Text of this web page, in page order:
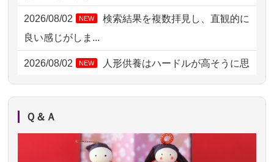
2026/08/04 15:40 千葉県の方からお申込み
2026/08/04 14:04
2026/08/04 00:38 中野区の方からお申込み
2026/08/03 21:17 愛知県の方からお申込み
2026/08/02 18:47
2026/08/02 11:15 千葉県の方からお申込み
2026/08/02 NEW
検索結果を複数拝見し、直観的に
良い感じがしま...
2026/08/02 NEW
人形供養はハードルが高そうに思
えるのですが、...
NEW
お人形の仕分けなども丁寧に行う
Ｑ＆Ａ